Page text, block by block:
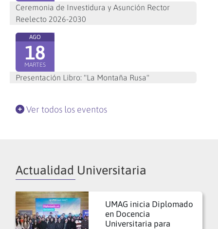
Ceremonia de Investidura y Asunción Rector
Reelecto 2026-2030
AGO
18
MARTES
Presentación Libro: "La Montaña Rusa"
Ver todos los eventos
Actualidad Universitaria
UMAG inicia Diplomado
en Docencia
Universitaria para